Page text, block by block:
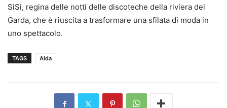
SiSì, regina delle notti delle discoteche della riviera del
Garda, che è riuscita a trasformare una sfilata di moda in
uno spettacolo.
TAGS Aida